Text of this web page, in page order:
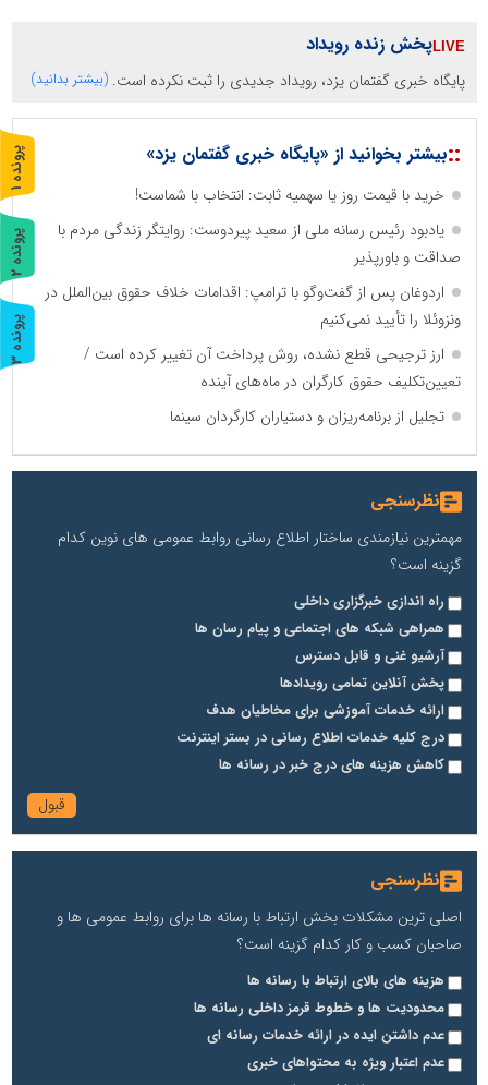
پخش زنده رویداد
پایگاه خبری گفتمان یزد، رویداد جدیدی را ثبت نکرده است. (بیشتر بدانید)
::بیشتر بخوانید از «پایگاه خبری گفتمان یزد»
خرید با قیمت روز یا سهمیه ثابت: انتخاب با شماست!
یادبود رئیس رسانه ملی از سعید پیردوست: روایتگر زندگی مردم با
صداقت و باورپذیر
اردوغان پس از گفت‌وگو با ترامپ: اقدامات خلاف حقوق بین‌الملل در
ونزوئلا را تأیید نمی‌کنیم
ارز ترجیحی قطع نشده، روش پرداخت آن تغییر کرده است /
تعیین‌تکلیف حقوق کارگران در ماه‌های آینده
تجلیل از برنامه‌ریزان و دستیاران کارگردان سینما
نظرسنجی
مهمترین نیازمندی ساختار اطلاع رسانی روابط عمومی های نوین کدام
گزینه است؟
راه اندازی خبرگزاری داخلی
همراهی شبکه های اجتماعی و پیام رسان ها
آرشیو غنی و قابل دسترس
پخش آنلاین تمامی رویدادها
ارائه خدمات آموزشی برای مخاطیان هدف
درج کلیه خدمات اطلاع رسانی در بستر اینترنت
کاهش هزینه های درج خبر در رسانه ها
نظرسنجی
اصلی ترین مشکلات بخش ارتباط با رسانه ها برای روابط عمومی ها و
صاحبان کسب و کار کدام گزینه است؟
هزینه های بالای ارتباط با رسانه ها
محدودیت ها و خطوط قرمز داخلی رسانه ها
عدم داشتن ایده در ارائه خدمات رسانه ای
عدم اعتبار ویژه به محتواهای خبری
پ
ر
و
ن
د
ه
1
پ
ر
و
ن
د
ه
2
پ
ر
و
ن
د
ه
3